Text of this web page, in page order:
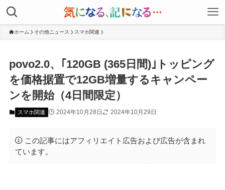
ホーム その他ニュース スマホ関連
povo2.0、｢120GB (365日間)｣トッピング
を価格据置で12GB増量するキャンペー
ンを開始（4日間限定）
スマホ関連 2024年10月28日 2024年10月29日
この記事にはアフィリエイト広告および広告が含まれ
ています。